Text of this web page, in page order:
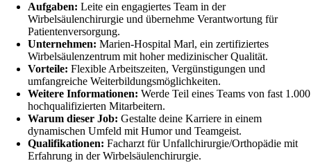
Aufgaben: Leite ein engagiertes Team in der
Wirbelsäulenchirurgie und übernehme Verantwortung für
Patientenversorgung.
Unternehmen: Marien-Hospital Marl, ein zertifiziertes
Wirbelsäulenzentrum mit hoher medizinischer Qualität.
Vorteile: Flexible Arbeitszeiten, Vergünstigungen und
umfangreiche Weiterbildungsmöglichkeiten.
Weitere Informationen: Werde Teil eines Teams von fast 1.000
hochqualifizierten Mitarbeitern.
Warum dieser Job: Gestalte deine Karriere in einem
dynamischen Umfeld mit Humor und Teamgeist.
Qualifikationen: Facharzt für Unfallchirurgie/Orthopädie mit
Erfahrung in der Wirbelsäulenchirurgie.